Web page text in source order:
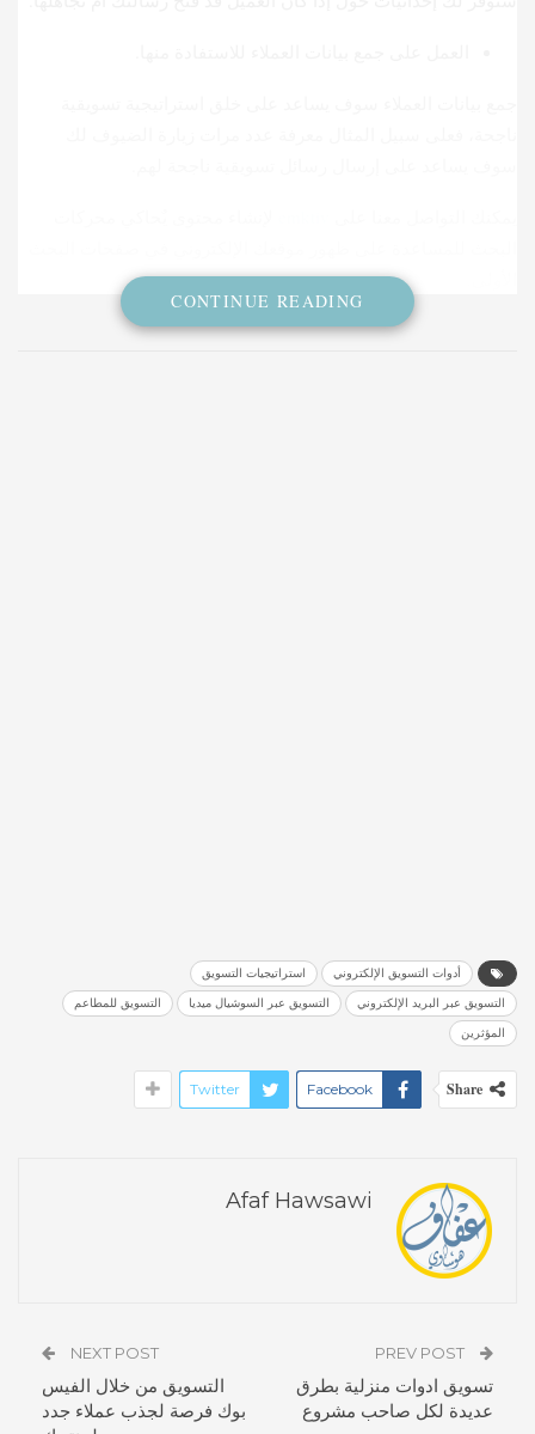
CONTINUE READING
أدوات التسويق الإلكتروني
استراتيجيات التسويق
التسويق عبر البريد الإلكتروني
التسويق عبر السوشيال ميديا
التسويق للمطاعم
المؤثرين
Share
Facebook
Twitter
Afaf Hawsawi
تسويق ادوات منزلية بطرق
عديدة لكل صاحب مشروع
NEXT POST
التسويق من خلال الفيس
بوك فرصة لجذب عملاء جدد